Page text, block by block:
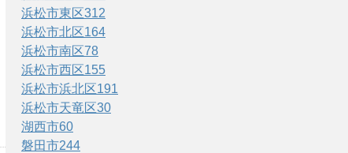
浜松市東区312
浜松市北区164
浜松市南区78
浜松市西区155
浜松市浜北区191
浜松市天竜区30
湖西市60
磐田市244